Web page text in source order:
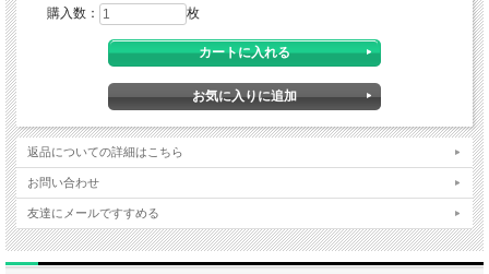
購入数： 枚
返品についての詳細はこちら
お問い合わせ
友達にメールですすめる